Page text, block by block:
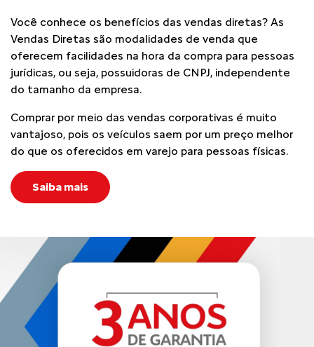
Você conhece os benefícios das vendas diretas? As
Vendas Diretas são modalidades de venda que
oferecem facilidades na hora da compra para pessoas
jurídicas, ou seja, possuidoras de CNPJ, independente
do tamanho da empresa.
Comprar por meio das vendas corporativas é muito
vantajoso, pois os veículos saem por um preço melhor
do que os oferecidos em varejo para pessoas físicas.
Saiba mais